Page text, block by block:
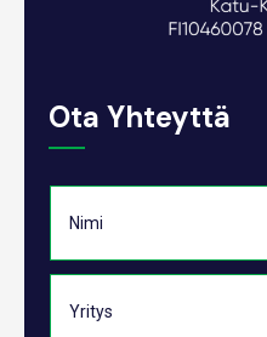
Ota Yhteyttä